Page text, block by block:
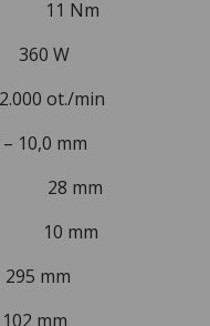
11 Nm
W
ot./min
mm
28 mm
10 mm